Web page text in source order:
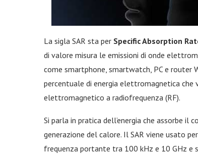
La sigla SAR sta per Specific Absorption
di valore misura le emissioni di onde
come smartphone, smartwatch, PC e router
percentuale di energia elettromagnetica che
elettromagnetico a radiofrequenza (RF).
Si parla in pratica dell’energia che assorbe
generazione del calore. Il SAR viene usato
frequenza portante tra 100 kHz e 10 GHz e